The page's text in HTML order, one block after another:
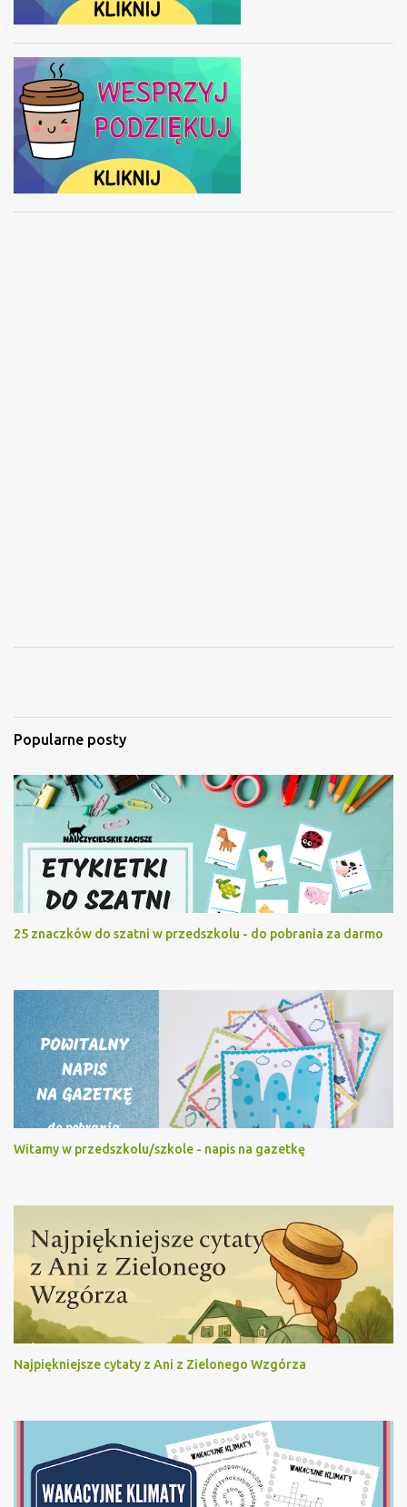
Popularne posty
25 znaczków do szatni w przedszkolu - do pobrania za darmo
Witamy w przedszkolu/szkole - napis na gazetkę
Najpiękniejsze cytaty z Ani z Zielonego Wzgórza